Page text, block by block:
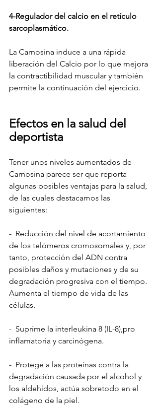
4-Regulador del calcio en el retículo
sarcoplasmático.
La Carnosina induce a una rápida
liberación del Calcio por lo que mejora
la contractibilidad muscular y también
permite la continuación del ejercicio.
Efectos en la salud del
deportista
Tener unos niveles aumentados de
Carnosina parece ser que reporta
algunas posibles ventajas para la salud,
de las cuales destacamos las
siguientes:
-  Reducción del nivel de acortamiento
de los telómeros cromosomales y, por
tanto, protección del ADN contra
posibles daños y mutaciones y de su
degradación progresiva con el tiempo.
Aumenta el tiempo de vida de las
células.
-  Suprime la interleukina 8 (IL-8),pro
inflamatoria y carcinógena.
-  Protege a las proteínas contra la
degradación causada por el alcohol y
los aldehídos, actúa sobretodo en el
colágeno de la piel.